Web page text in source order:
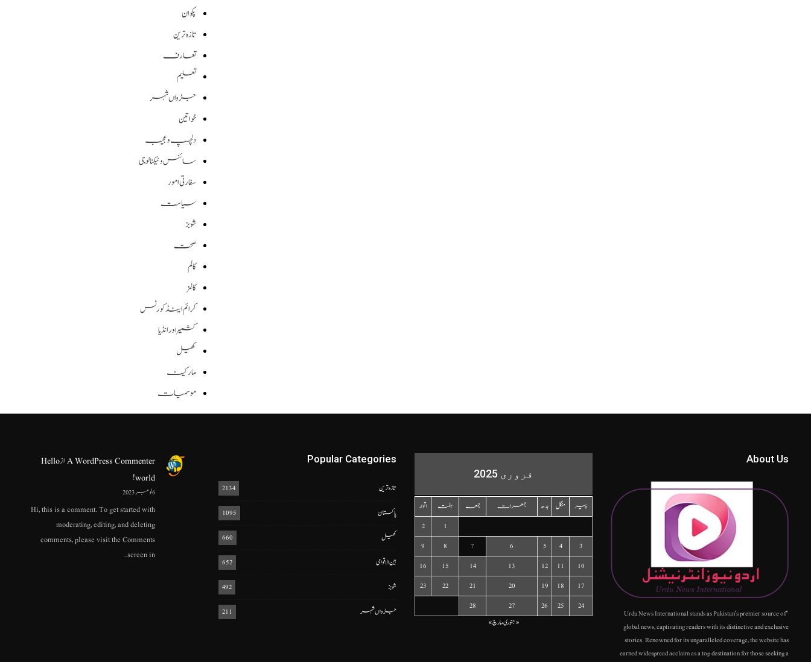
پکوان
تازہ ترین
تعارف
تعلیم
جڑواں شہر
خواتین
دلچسپ و عجیب
سائنس وٹیکنالوجی
سفارتی امور
سیاست
شوبز
صحت
کالم
کالمز
کرائم اینڈ کورٹس
کشمیر اور انڈیا
کھیل
مارکیٹ
موسمیات
About Us
"Urdu News International stands as Pakistan's premier source of
global news, captivating readers with its distinctive and exclusive
stories. Renowned for its unparalleled coverage, the website has
earned widespread acclaim as a top destination for those seeking a
فروری 2025
پیر منگل بدھ جمعرات جمعہ ہفتہ
اتوار
1
2
3
4
5
6
7
8
9
10
11
12
13
14
15
16
17
18
19
20
21
22
23
24
25
26
27
28
« جنوریمارچ »
Popular Categories
تازہ ترین 2134
پاکستان 1095
کھیل 660
بین الاقوامی 652
شوبز 492
جڑواں شہر 211
A WordPress CommenterازHello
world!
6 نومبر 2023
Hi, this is a comment. To get started with
moderating, editing, and deleting
comments, please visit the Comments
screen in…